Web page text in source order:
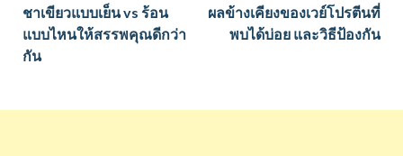
ชาเขียวแบบเย็น vs ร้อน
แบบไหนให้สรรพคุณดีกว่า
กัน
ผลข้างเคียงของเวย์โปรตีนที่
พบได้บ่อย และวิธีป้องกัน